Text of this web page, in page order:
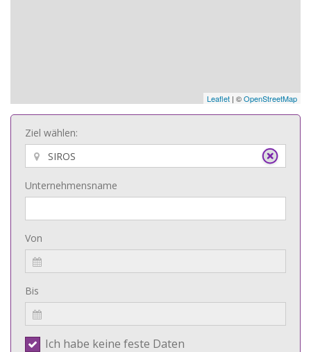
Leaflet | ©OpenStreetMap
Ziel wählen:
Unternehmensname
Von
Bis
Ich habe keine feste Daten